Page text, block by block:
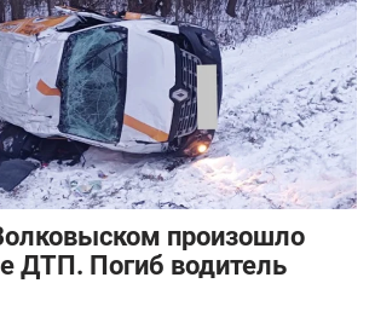
произошло
ДТП. Погиб водитель